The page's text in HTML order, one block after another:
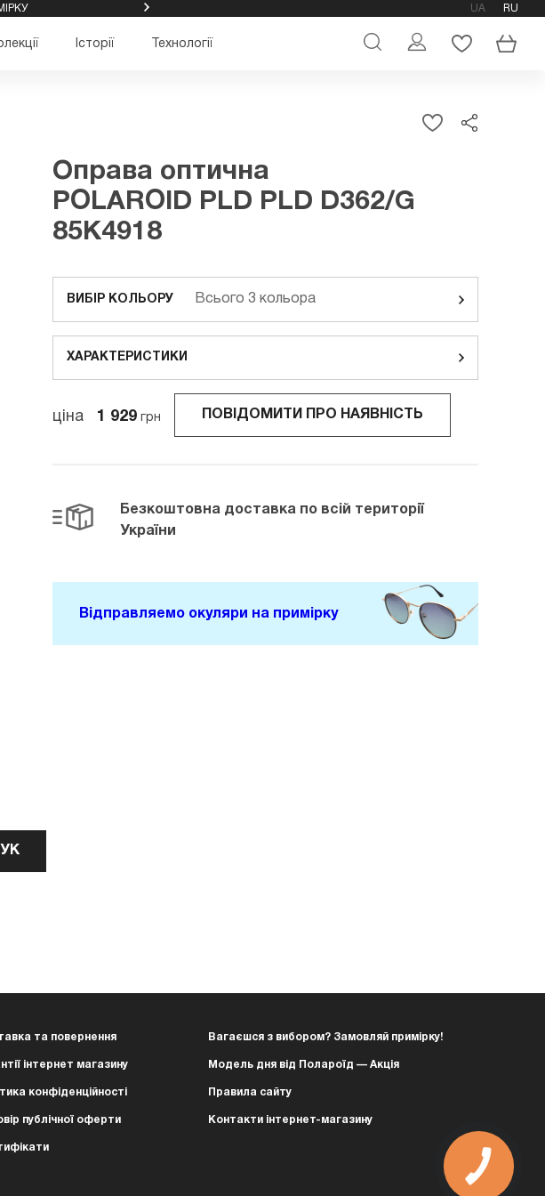
UA RU
Історії Технології
Оправа оптична
POLAROID PLD PLD D362/G
85K4918
ВИБІР КОЛЬОРУ Всього 3 кольора
ХАРАКТЕРИСТИКИ
ціна 1 929 грн ПОВІДОМИТИ ПРО НАЯВНІСТЬ
Безкоштовна доставка по всій території
України
Відправляемо окуляри на примірку
та повернення
інтернет магазину
конфіденційності
публічної оферти
Вагаєшся з вибором? Замовляй примірку!
Модель дня від Полароїд — Акція
Правила сайту
Контакти інтернет-магазину
КНОПКА
ЗВ'ЯЗКУ